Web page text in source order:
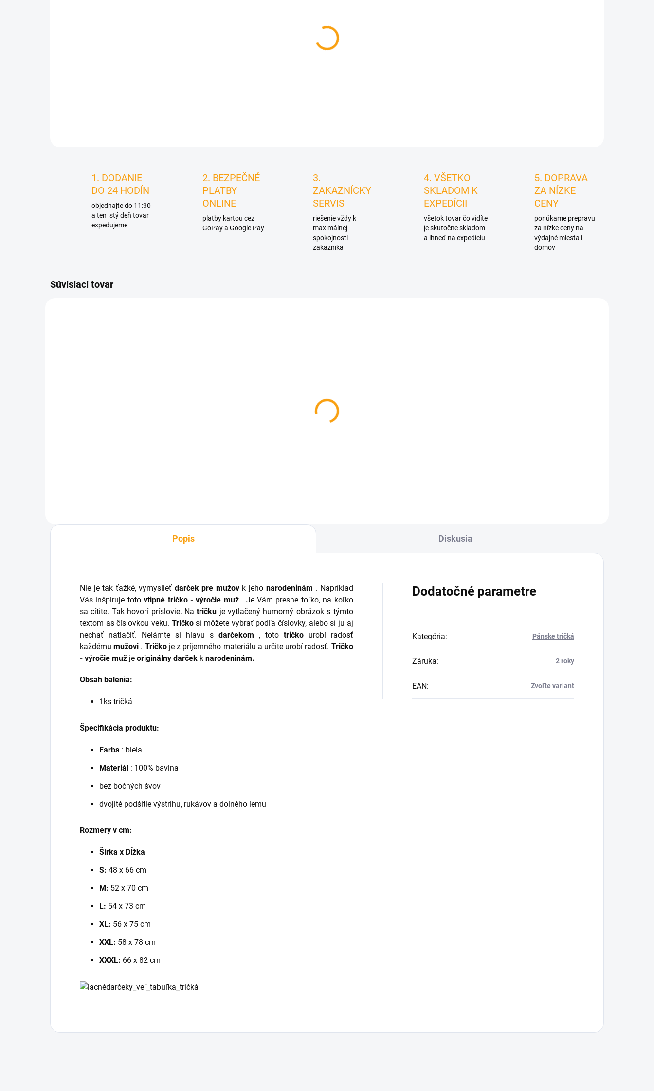
MÔŽEME DORUČIŤ DO:
1. DODANIE
DO 24 HODÍN
objednajte do 11:30
a ten istý deň tovar
expedujeme
2. BEZPEČNÉ
PLATBY
ONLINE
platby kartou cez
GoPay a Google Pay
3.
ZAKAZNÍCKY
SERVIS
riešenie vždy k
maximálnej
spokojnosti
zákazníka
4. VŠETKO
SKLADOM K
EXPEDÍCII
všetok tovar čo vidíte
je skutočne skladom
a ihneď na expedíciu
5. DOPRAVA
ZA NÍZKE
CENY
ponúkame prepravu
za nízke ceny na
výdajné miesta i
domov
Súvisiaci tovar
Popis Diskusia
Nie je tak ťažké, vymyslieť darček pre mužovk jeho narodeninám . Napríklad
Vás inšpiruje totovtipné tričko - výročie muž. Je Vám presne toľko, na koľko
sa cítite. Tak hovorí príslovie. Natričku je vytlačený humorný obrázok s týmto
textom as číslovkou veku. Tričkosi môžete vybrať podľa číslovky, alebo si ju aj
nechať natlačiť. Nelámte si hlavu s darčekom , toto tričkourobí radosť
každémumužovi . Tričkoje z príjemného materiálu a určite urobí radosť. Tričko
- výročie muž je originálny darček k narodeninám.
Obsah balenia:
1ks tričká
Špecifikácia produktu:
Farba : biela
Materiál : 100% bavlna
bez bočných švov
dvojité podšitie výstrihu, rukávov a dolného lemu
Rozmery v cm:
Šírka x Dĺžka
S: 48 x 66 cm
M: 52 x 70 cm
L: 54 x 73 cm
XL: 56 x 75 cm
XXL: 58 x 78 cm
XXXL: 66 x 82 cm
Dodatočné parametre
Kategória: Pánske tričká
Záruka: 2 roky
EAN: Zvoľte variant